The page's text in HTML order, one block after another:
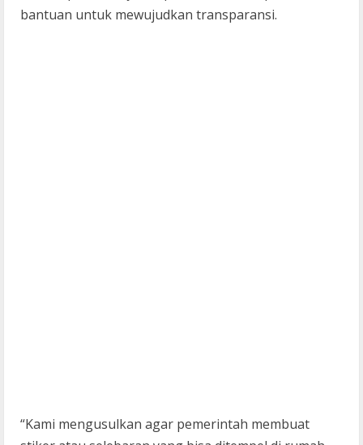
bantuan untuk mewujudkan transparansi.
“Kami mengusulkan agar pemerintah membuat